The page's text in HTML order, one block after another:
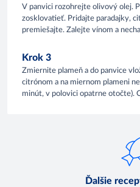
V panvici rozohrejte olivový olej.
zosklovatieť. Pridajte paradajky,
premiešajte. Zalejte vínom a
Krok 3
Zmiernite plameň a do panvice
citrónom a na miernom plameni
minút, v polovici opatrne otočte).
Ďalšie